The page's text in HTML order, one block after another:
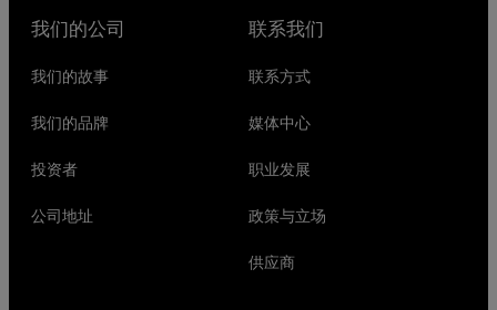
我们的公司
我们的故事
我们的品牌
投资者
公司地址
联系我们
联系方式
媒体中心
职业发展
政策与立场
供应商